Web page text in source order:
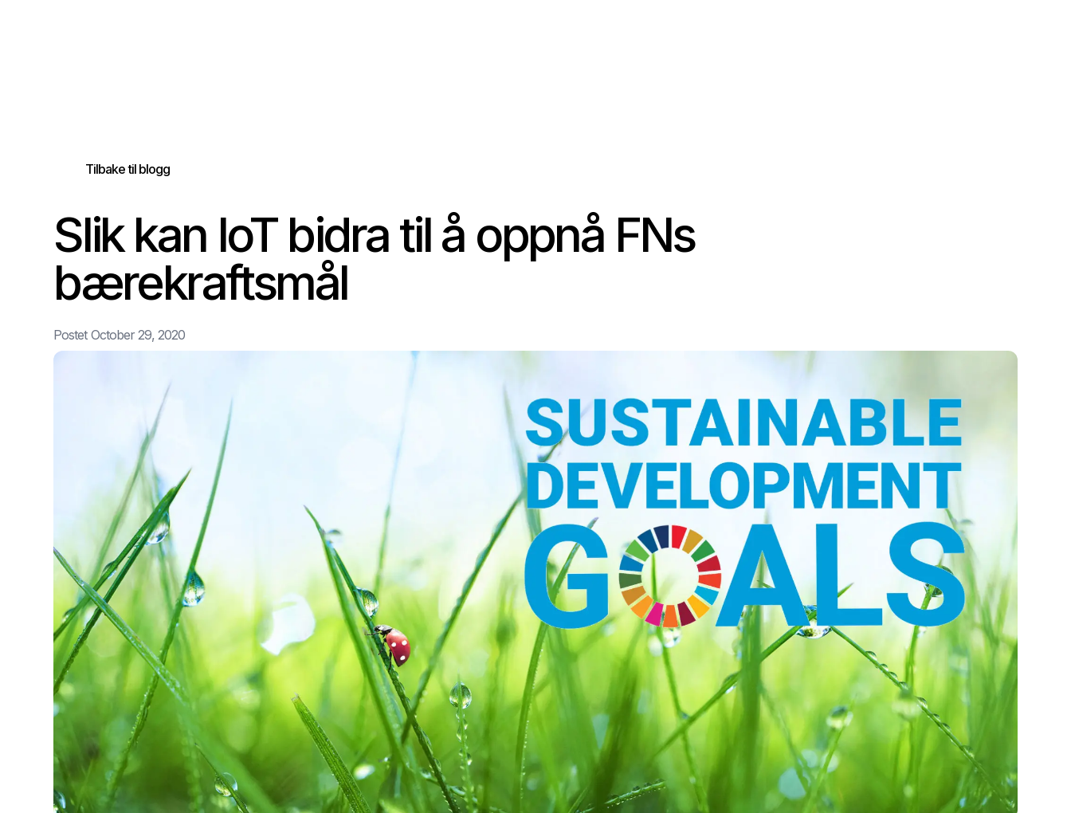
Tilbake til blogg
Slik kan IoT bidra til å oppnå FNs
bærekraftsmål​​​​‌ ‍ ​‍​‍‌‍ ‌ ​‍‌‍‍‌‌‍‌ ‌‍‍‌‌‍ ‍​‍​‍​ ‍‍​‍​‍‌ ​ ‌‍​‌‌‍ ‍‌‍‍‌‌ ‌​‌ ‍‌​‍ ‍‌‍‍‌‌‍ ​‍​‍​‍ ​​‍​‍‌‍‍​‌ ​‍‌‍‌‌‌‍‌‍​‍​‍​ ‍‍​‍​‍​‍ ‌ ​ ‌ ‌​‌ ‌‌‌‍‌​‌‍‍‌‌‍ ​‍ ‌‍‍‌‌‍ ‍‌ ‌​‌‍‌‌‌‍ ‍‌ ‌​​‍ ‌‍‌‌‌‍‌​‌‍‍‌‌ ‌​​‍ ‌‍ ‌‌‍ ‌‍‌​‌‍‌‌​ ‌‌ ​​‌ ​‍‌‍‌‌‌ ​ ‌‍‌‌‌‍ ‍‌ ‌​‌‍​‌‌ ‌​‌‍‍‌‌‍ ‌‍ ‍​ ‍ ‌‍‍‌‌‍‌​​ ‌​ ‍​​ ‌​‌‍‌‌​ ​‌‌‍​‍‌‍‌‍​ ​‌​ ‌‌​‍ ‌​ ​​‌‍​ ​ ‌‌‌‍‌​​‍ ‌​ ‌​​ ‍‌​ ​​​ ​​​‍ ‌‌‍​‌​ ‍​‌‍‌​​ ‍​​‍ ‌​ ​​​ ‌​​ ‌​​ ‌​​ ‌​​ ​ ​ ​‍​ ‌‌‌‍​‍​ ​‌​ ​‍​ ‍‌​ ‍ ‌ ‌​‌ ‍‌‌ ​​‌‍‌‌​ ‌‌‍​‍‌‍ ​‌‍ ‌‍‌ ‌‍‌ ‌‌​​‌‍ ‌ ​ ‌ ‌​‌‍‌‌‌ ​‍​ ‍ ‌ ​​‌‍​‌‌ ‌​‌‍‍​​ ‌‌ ‌​‌‍‍‌‌ ‌​‌ ‌​‌‍‌‌‌‍ ​​ ‌‍​‍‌‍​‌‌ ​ ‌‍‌‌‌‌‌‌‌ ​‍‌‍ ​​ ‌​‍‌‌​ ​‍‌​‌‍‌ ​ ‌ ‌​‌ ‌‌‌‍‌​‌‍‍‌‌‍ ​‍‌‍‌‍‍‌‌‍‌​​ ‌​ ‍​​ ‌​‌‍‌‌​ ​‌‌‍​‍‌‍‌‍​ ​‌​ ‌‌​‍ ‌​ ​​‌‍​ ​ ‌‌‌‍‌​​‍ ‌​ ‌​​ ‍‌​ ​​​ ​​​‍ ‌‌‍​‌​ ‍​‌‍‌​​ ‍​​‍ ‌​ ​​​ ‌​​ ‌​​ ‌​​ ‌​​ ​ ​ ​‍​ ‌‌‌‍​‍​ ​‌​ ​‍​ ‍‌​‍‌‍‌ ‌​‌ ‍‌‌ ​​‌‍‌‌​ ‌‌‍​‍‌‍ ​‌‍ ‌‍‌ ‌‍‌ ‌‌​​‌‍ ‌ ​ ‌ ‌​‌‍‌‌‌ ​‍​‍‌‍‌ ​​‌‍​‌‌ ‌​‌‍‍​​ ‌‌ ‌​‌‍‍‌‌ ‌​‌ ‌​‌‍‌‌‌‍ ​​‍​‍‌ ‌
Postet October 29, 2020